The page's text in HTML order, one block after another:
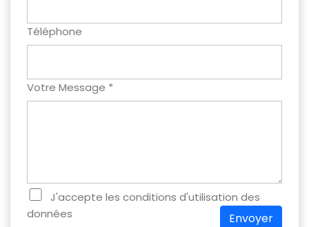
Téléphone
Votre Message *
J'accepte les conditions d'utilisation des
données
Envoyer